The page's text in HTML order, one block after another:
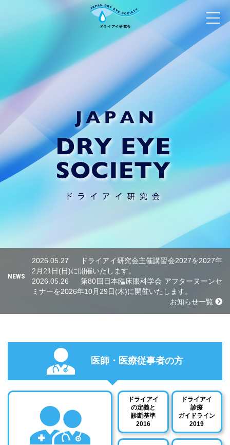
NEWS
2026.05.27
ドライアイ研究会主催講習会2027を2027年
2月21日(日)に開催いたします。
2026.05.26
第80回日本臨床眼科学会 アフターヌーンセ
ミナーを2026年10月29日(木)に開催いたします。
お知らせ一覧
医師・医療従事者の方
ドライアイ
の定義と
診断基準
2016
ドライアイ
診療
ガイドライン
2019